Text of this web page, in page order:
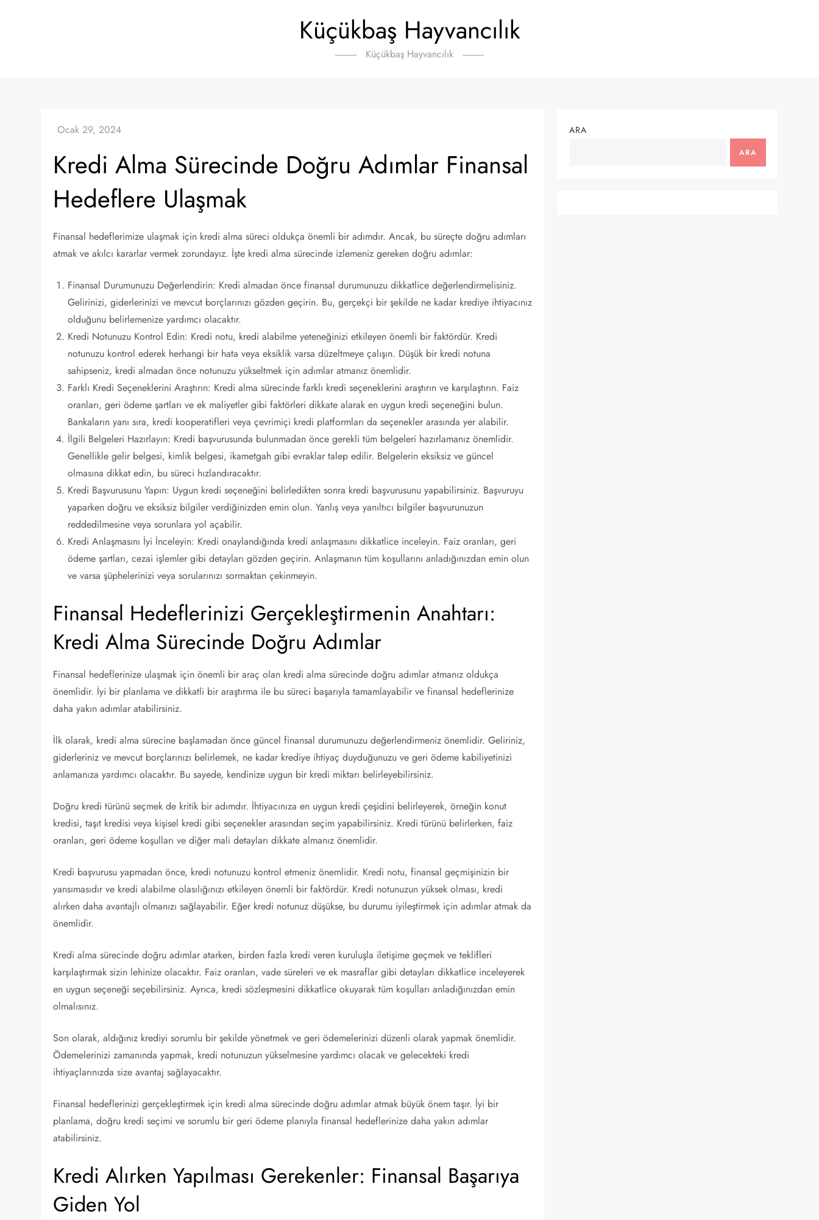
Küçükbaş Hayvancılık
Küçükbaş Hayvancılık
Kredi Alma Sürecinde Doğru Adımlar Finansal
Hedeflere Ulaşmak
Finansal hedeflerimize ulaşmak için kredi alma süreci oldukça önemli bir adımdır. Ancak, bu süreçte doğru adımları
atmak ve akılcı kararlar vermek zorundayız. İşte kredi alma sürecinde izlemeniz gereken doğru adımlar:
Finansal Durumunuzu Değerlendirin: Kredi almadan önce finansal durumunuzu dikkatlice değerlendirmelisiniz.
Gelirinizi, giderlerinizi ve mevcut borçlarınızı gözden geçirin. Bu, gerçekçi bir şekilde ne kadar krediye ihtiyacınız
olduğunu belirlemenize yardımcı olacaktır.
Kredi Notunuzu Kontrol Edin: Kredi notu, kredi alabilme yeteneğinizi etkileyen önemli bir faktördür. Kredi
notunuzu kontrol ederek herhangi bir hata veya eksiklik varsa düzeltmeye çalışın. Düşük bir kredi notuna
sahipseniz, kredi almadan önce notunuzu yükseltmek için adımlar atmanız önemlidir.
Farklı Kredi Seçeneklerini Araştırın: Kredi alma sürecinde farklı kredi seçeneklerini araştırın ve karşılaştırın. Faiz
oranları, geri ödeme şartları ve ek maliyetler gibi faktörleri dikkate alarak en uygun kredi seçeneğini bulun.
Bankaların yanı sıra, kredi kooperatifleri veya çevrimiçi kredi platformları da seçenekler arasında yer alabilir.
İlgili Belgeleri Hazırlayın: Kredi başvurusunda bulunmadan önce gerekli tüm belgeleri hazırlamanız önemlidir.
Genellikle gelir belgesi, kimlik belgesi, ikametgah gibi evraklar talep edilir. Belgelerin eksiksiz ve güncel
olmasına dikkat edin, bu süreci hızlandıracaktır.
Kredi Başvurusunu Yapın: Uygun kredi seçeneğini belirledikten sonra kredi başvurusunu yapabilirsiniz. Başvuruyu
yaparken doğru ve eksiksiz bilgiler verdiğinizden emin olun. Yanlış veya yanıltıcı bilgiler başvurunuzun
reddedilmesine veya sorunlara yol açabilir.
Kredi Anlaşmasını İyi İnceleyin: Kredi onaylandığında kredi anlaşmasını dikkatlice inceleyin. Faiz oranları, geri
ödeme şartları, cezai işlemler gibi detayları gözden geçirin. Anlaşmanın tüm koşullarını anladığınızdan emin olun
ve varsa şüphelerinizi veya sorularınızı sormaktan çekinmeyin.
Finansal Hedeflerinizi Gerçekleştirmenin Anahtarı:
Kredi Alma Sürecinde Doğru Adımlar
Finansal hedeflerinize ulaşmak için önemli bir araç olan kredi alma sürecinde doğru adımlar atmanız oldukça
önemlidir. İyi bir planlama ve dikkatli bir araştırma ile bu süreci başarıyla tamamlayabilir ve finansal hedeflerinize
daha yakın adımlar atabilirsiniz.
İlk olarak, kredi alma sürecine başlamadan önce güncel finansal durumunuzu değerlendirmeniz önemlidir. Geliriniz,
giderleriniz ve mevcut borçlarınızı belirlemek, ne kadar krediye ihtiyaç duyduğunuzu ve geri ödeme kabiliyetinizi
anlamanıza yardımcı olacaktır. Bu sayede, kendinize uygun bir kredi miktarı belirleyebilirsiniz.
Doğru kredi türünü seçmek de kritik bir adımdır. İhtiyacınıza en uygun kredi çeşidini belirleyerek, örneğin konut
kredisi, taşıt kredisi veya kişisel kredi gibi seçenekler arasından seçim yapabilirsiniz. Kredi türünü belirlerken, faiz
oranları, geri ödeme koşulları ve diğer mali detayları dikkate almanız önemlidir.
Kredi başvurusu yapmadan önce, kredi notunuzu kontrol etmeniz önemlidir. Kredi notu, finansal geçmişinizin bir
yansımasıdır ve kredi alabilme olasılığınızı etkileyen önemli bir faktördür. Kredi notunuzun yüksek olması, kredi
alırken daha avantajlı olmanızı sağlayabilir. Eğer kredi notunuz düşükse, bu durumu iyileştirmek için adımlar atmak da
önemlidir.
Kredi alma sürecinde doğru adımlar atarken, birden fazla kredi veren kuruluşla iletişime geçmek ve teklifleri
karşılaştırmak sizin lehinize olacaktır. Faiz oranları, vade süreleri ve ek masraflar gibi detayları dikkatlice inceleyerek
en uygun seçeneği seçebilirsiniz. Ayrıca, kredi sözleşmesini dikkatlice okuyarak tüm koşulları anladığınızdan emin
olmalısınız.
Son olarak, aldığınız krediyi sorumlu bir şekilde yönetmek ve geri ödemelerinizi düzenli olarak yapmak önemlidir.
Ödemelerinizi zamanında yapmak, kredi notunuzun yükselmesine yardımcı olacak ve gelecekteki kredi
ihtiyaçlarınızda size avantaj sağlayacaktır.
Finansal hedeflerinizi gerçekleştirmek için kredi alma sürecinde doğru adımlar atmak büyük önem taşır. İyi bir
planlama, doğru kredi seçimi ve sorumlu bir geri ödeme planıyla finansal hedeflerinize daha yakın adımlar
atabilirsiniz.
Kredi Alırken Yapılması Gerekenler: Finansal Başarıya
Giden Yol
ARA
ARA